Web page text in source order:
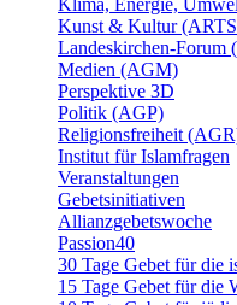
Klima, Energie,
Kunst & Kultur
Landeskirchen-Forum
Medien (AGM)
Perspektive 3D
Politik (AGP)
Religionsfreiheit
Institut für Islamfragen
Veranstaltungen
Gebetsinitiativen
Allianzgebetswoche
Passion40
30 Tage Gebet für die
15 Tage Gebet für die